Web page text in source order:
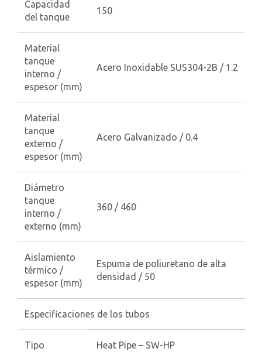
Capacidad
del tanque
150
Material
tanque
interno /
espesor (mm)
Acero Inoxidable SUS304-2B / 1.2
Material
tanque
externo /
espesor (mm)
Acero Galvanizado / 0.4
Diámetro
tanque
interno /
externo (mm)
360 / 460
Aislamiento
térmico /
espesor (mm)
Espuma de poliuretano de alta
densidad / 50
Especificaciones de los tubos
Tipo Heat Pipe – SW-HP